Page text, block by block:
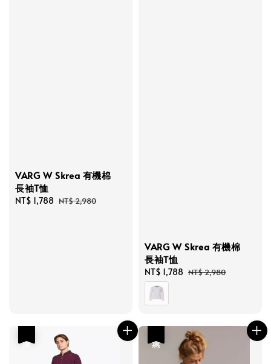
VARG W Skrea 有機棉
長袖T恤
Sale
NT$ 1,788 Regular
NT$ 2,980
VARG W Skrea 有機棉
長袖T恤
Sale
price
NT$ 1,788 Regular
NT$ 2,980